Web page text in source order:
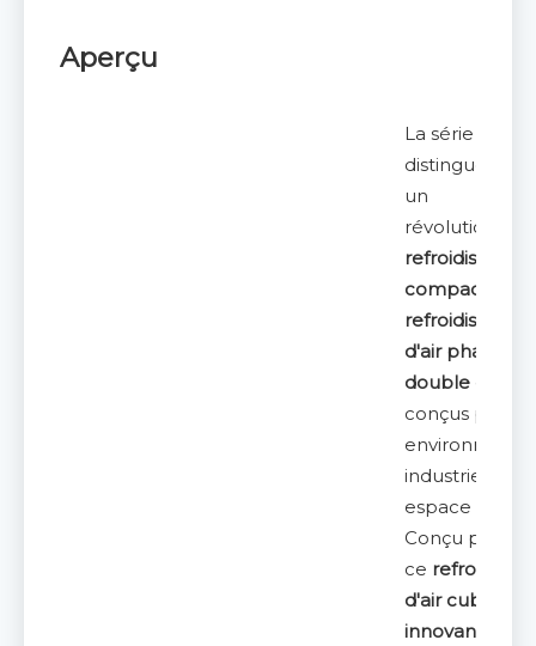
Aperçu
La série CMD
distingue
un
refroidisseur
compact
refroidisseurs
d'air phares à
double
conçus pour
industriels à
espace limité.
Conçu par
ce
d'air cubique
innovant